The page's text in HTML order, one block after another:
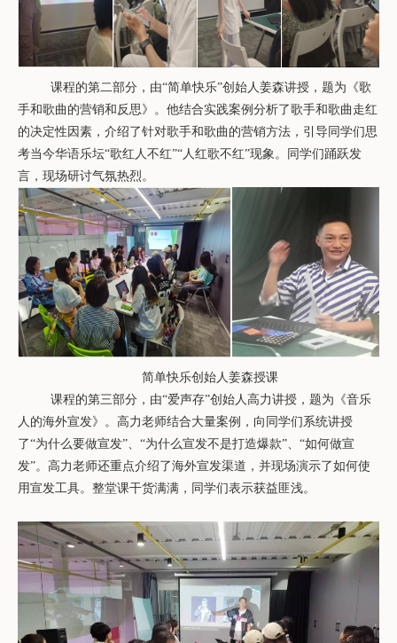
课程的第二部分，由“简单快乐”创始人姜森讲授，题为《歌
手和歌曲的营销和反思》。他结合实践案例分析了歌手和歌曲走红
的决定性因素，介绍了针对歌手和歌曲的营销方法，引导同学们思
考当今华语乐坛“歌红人不红”“人红歌不红”现象。同学们踊跃发
言，现场研讨气氛热烈。
简单快乐创始人姜森授课
课程的第三部分，由“爱声存”创始人高力讲授，题为《音乐
人的海外宣发》。高力老师结合大量案例，向同学们系统讲授
了“为什么要做宣发”、“为什么宣发不是打造爆款”、“如何做宣
发”。高力老师还重点介绍了海外宣发渠道，并现场演示了如何使
用宣发工具。整堂课干货满满，同学们表示获益匪浅。